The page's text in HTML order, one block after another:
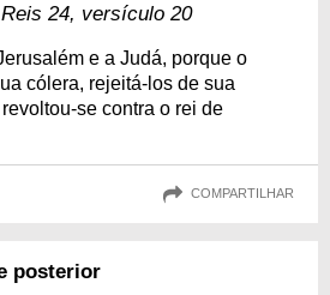
24, versículo 20
e a Judá, porque o
cólera, rejeitá-los de sua
se contra o rei de
COMPARTILHAR
posterior